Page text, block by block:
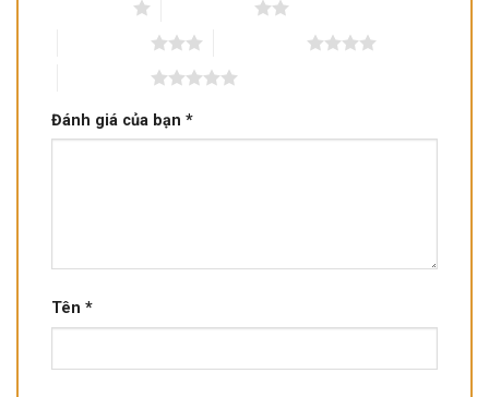
Đánh giá của bạn *
Tên *